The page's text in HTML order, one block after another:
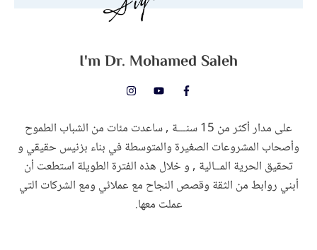
I'm Dr. Mohamed Saleh
على مدار أكثر من 15 سنـــة , ساعدت مئات من الشباب الطموح
وأصحاب المشروعات الصغيرة والمتوسطة في بناء بزنيس حقيقي و
تحقيق الحرية المــالية , و خلال هذه الفترة الطويلة استطعت أن
أبني روابط من الثقة وقصص النجاح مع عملائي ومع الشركات التي
عملت معها.